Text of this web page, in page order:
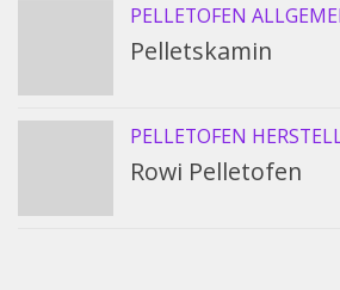
PELLETOFEN
Pelletskamin
PELLETOFEN
Rowi Pelletofen